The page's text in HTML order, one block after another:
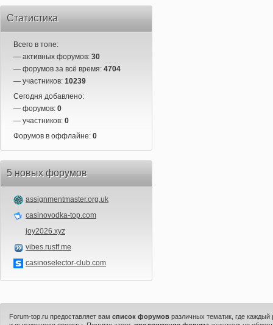
Статистика
Всего в топе:
— активных форумов: 30
— форумов за всё время: 4704
— участников: 10239
Сегодня добавлено:
— форумов: 0
— участников: 0
Форумов в оффлайне: 0
5 новых форумов
assignmentmaster.org.uk
casinovodka-top.com
joy2026.xyz
vibes.rusff.me
casinoselector-club.com
Forum-top.ru предоставляет вамсписок форумов различных тематик, где